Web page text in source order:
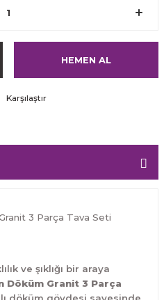
HEMEN AL
Karşılaştır
3 Parça Tava Seti
ve şıklığı bir araya
Döküm Granit 3 Parça